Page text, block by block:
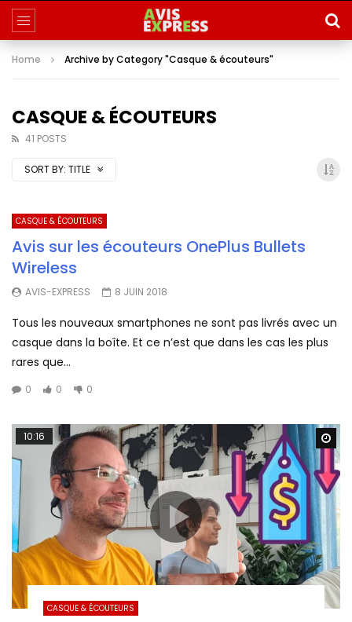
Home Archive by Category "Casque & écouteurs"
CASQUE & ÉCOUTEURS
41 POSTS
SORT BY: TITLE
CASQUE & ÉCOUTEURS
Avis sur les écouteurs OnePlus Bullets
Wireless
AVIS-EXPRESS 8 JUIN 2018
Tous les nouveaux smartphones ne sont pas livrés avec un
casque dans la boîte. Et ce n’est que dans les cas les plus
rares que...
0 0 0
10:16
CASQUE & ÉCOUTEURS